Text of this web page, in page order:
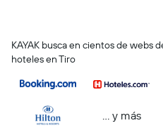
KAYAK busca en cientos de webs
hoteles en Tiro
… y más